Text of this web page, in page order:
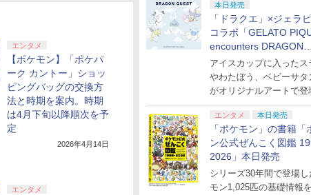
本日発売
「ドラクエ」×ジェラピ
コラボ「GELATO
encounters DRAGON
QUEST」第2弾が本日
アイスカップに入ったス
やわたぼう、ベビーサタ
がオリジナルアートで登
エンタメ 本日発売
「ポケモン」の書籍「
ン公式ぜんこく図鑑
2026」本日発売
シリーズ30年間で登場し
モン1,025匹の基礎情報
エンタメ
【ポケモン】「ポケパ
ーク カントー」ショッ
ピングバッグの交換方
法と時期を案内。時期
は4月下旬以降順次を予
定
2026年4月14日
エンタメ